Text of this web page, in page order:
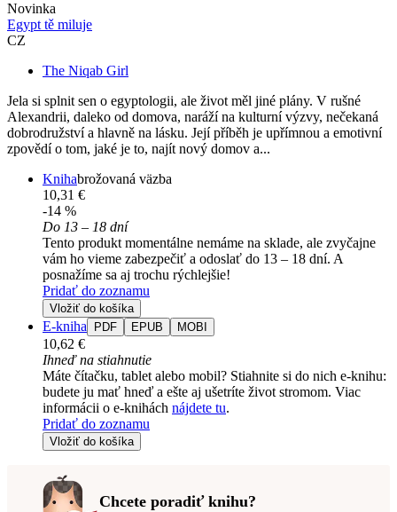
Novinka
Egypt tě miluje
CZ
The Niqab Girl
Jela si splnit sen o egyptologii, ale život měl jiné plány. V rušné
Alexandrii, daleko od domova, naráží na kulturní výzvy, nečekaná
dobrodružství a hlavně na lásku. Její příběh je upřímnou a emotivní
zpovědí o tom, jaké je to, najít nový domov a...
Knihabrožovaná väzba
10,31 €
-14 %
Do 13 – 18 dní
Tento produkt momentálne nemáme na sklade, ale zvyčajne
vám ho vieme zabezpečiť a odoslať do 13 – 18 dní. A
posnažíme sa aj trochu rýchlejšie!
Pridať do zoznamu
Vložiť do košíka
E-kniha PDF EPUB MOBI
10,62 €
Ihneď na stiahnutie
Máte čítačku, tablet alebo mobil? Stiahnite si do nich e-knihu:
budete ju mať hneď a ešte aj ušetríte život stromom. Viac
informácii o e-knihách nájdete tu.
Pridať do zoznamu
Vložiť do košíka
Chcete poradiť knihu?